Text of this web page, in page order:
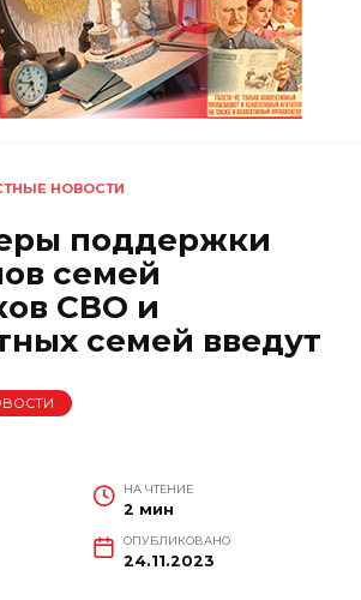
НОВОСТИ
поддержки
семей
СВО и
семей введут
НА ЧТЕНИЕ
2 мин
ОПУБЛИКОВАНО
24.11.2023